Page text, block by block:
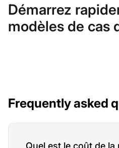
Démarrez
modèles de cas
Frequently asked
Quel est le coût de la